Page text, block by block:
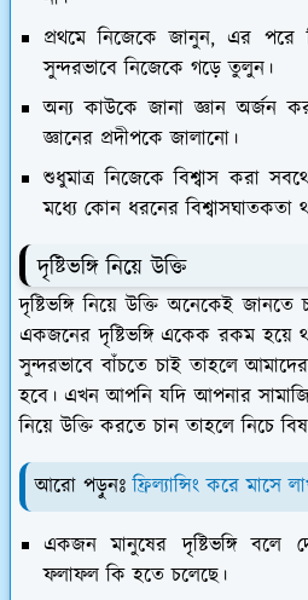
প্রথমে নিজেকে জানুন, এর পরে
সুন্দরভাবে নিজেকে গড়ে তুলুন।
অন্য কাউকে জানা জ্ঞান অর্জন
জ্ঞানের প্রদীপকে জালানো।
শুধুমাত্র নিজেকে বিশ্বাস করা
মধ্যে কোন ধরনের বিশ্বাসঘাতকতা
দৃষ্টিভঙ্গি নিয়ে উক্তি
দৃষ্টিভঙ্গি নিয়ে উক্তি অনেকেই
একজনের দৃষ্টিভঙ্গি একেক রকম হয়ে
সুন্দরভাবে বাঁচতে চাই তাহলে
হবে। এখন আপনি যদি আপনার
নিয়ে উক্তি করতে চান তাহলে নিচে
আরো পড়ুনঃফ্রিল্যান্সিং করে
একজন মানুষের দৃষ্টিভঙ্গি বলে
ফলাফল কি হতে চলেছে।